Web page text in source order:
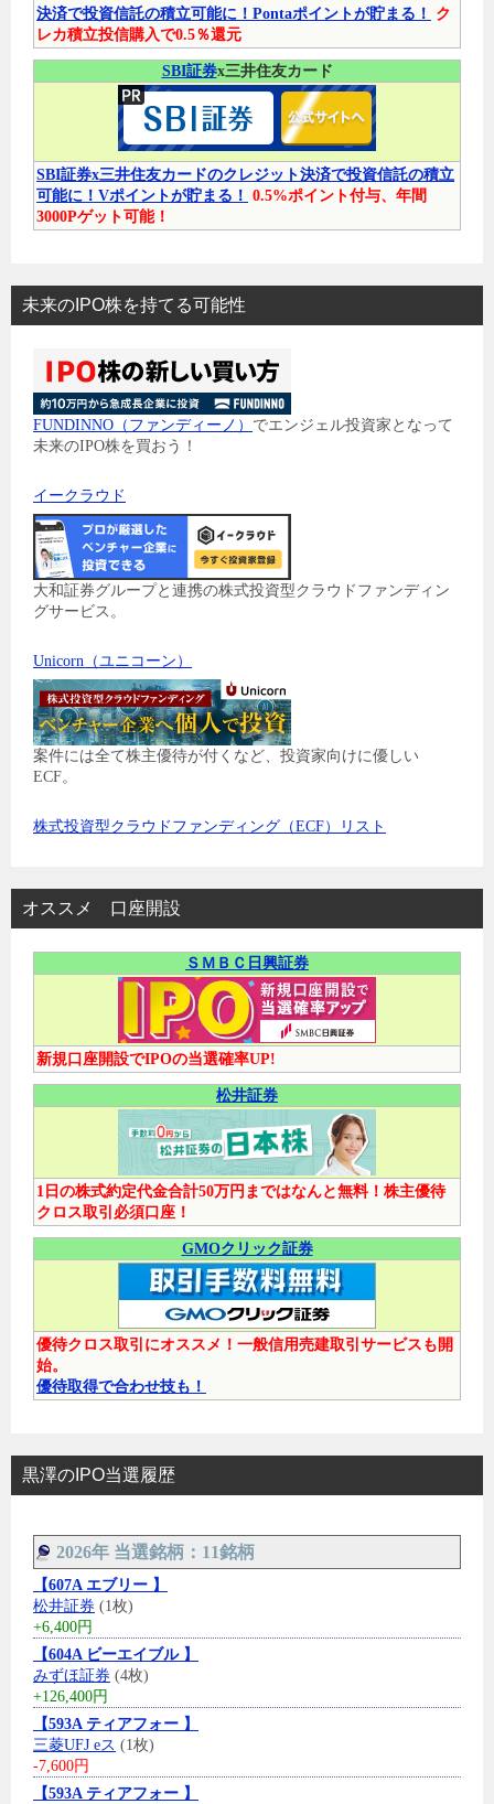
決済で投資信託の積立可能に！Pontaポイントが貯まる！
ク
レカ積立投信購入で0.5％還元
SBI証券x三井住友カード
SBI証券x三井住友カードのクレジット決済で投資信託の積立
可能に！Vポイントが貯まる！ 0.5%ポイント付与、年間
3000Pゲット可能！
未来のIPO株を持てる可能性
FUNDINNO（ファンディーノ） でエンジェル投資家となって
未来のIPO株を買おう！
イークラウド
大和証券グループと連携の株式投資型クラウドファンディン
グサービス。
Unicorn（ユニコーン）
案件には全て株主優待が付くなど、投資家向けに優しい
ECF。
株式投資型クラウドファンディング（ECF）リスト
オススメ 口座開設
ＳＭＢＣ日興証券
新規口座開設でIPOの当選確率UP!
松井証券
1日の株式約定代金合計50万円まではなんと無料！株主優待
クロス取引必須口座！
GMOクリック証券
優待クロス取引にオススメ！一般信用売建取引サービスも開
始。
優待取得で合わせ技も！
黒澤のIPO当選履歴
2026年 当選銘柄：11銘柄
【607A エブリー 】
松井証券 (1枚)
+6,400円
【604A ビーエイブル 】
みずほ証券 (4枚)
+126,400円
【593A ティアフォー 】
三菱UFJ eス (1枚)
-7,600円
【593A ティアフォー 】